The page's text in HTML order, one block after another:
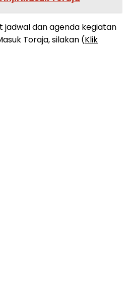
jadwal dan agenda kegiatan
Toraja, silakan (Klik